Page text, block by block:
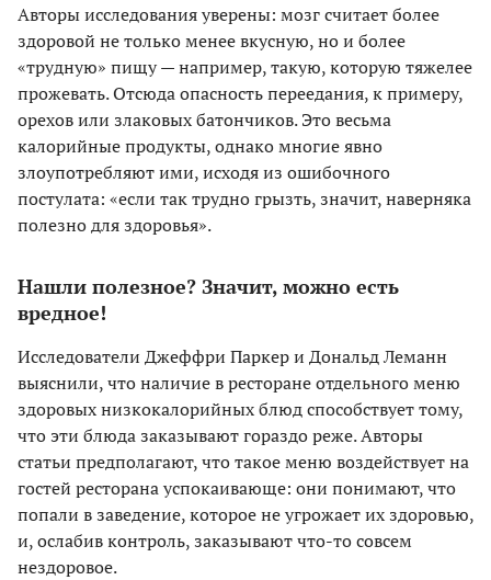
Авторы исследования уверены: мозг считает более
здоровой не только менее вкусную, но и более
«трудную» пищу — например, такую, которую тяжелее
прожевать. Отсюда опасность переедания, к примеру,
орехов или злаковых батончиков. Это весьма
калорийные продукты, однако многие явно
злоупотребляют ими, исходя из ошибочного
постулата: «если так трудно грызть, значит, наверняка
полезно для здоровья».
Нашли полезное? Значит, можно есть
вредное!
Исследователи Джеффри Паркер и Дональд Леманн
выяснили, что наличие в ресторане отдельного меню
здоровых низкокалорийных блюд способствует тому,
что эти блюда заказывают гораздо реже. Авторы
статьи предполагают, что такое меню воздействует на
гостей ресторана успокаивающе: они понимают, что
попали в заведение, которое не угрожает их здоровью,
и, ослабив контроль, заказывают что-то совсем
нездоровое.